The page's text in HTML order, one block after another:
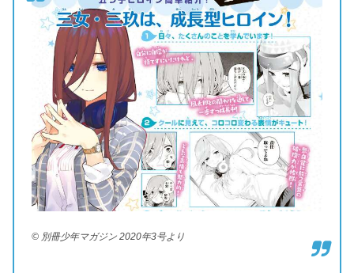
© 別冊少年マガジン 2020年3号より